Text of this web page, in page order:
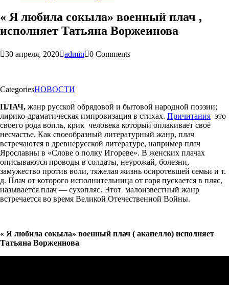
« Я любила сокыла» военный плач ,
исполняет Татьяна Воржеинова
30 апреля, 2020 admin 0 Comments
CategoriesНОВОСТИ
ПЛАЧ, жанр русской обрядовой и бытовой народной поэзии;
лирико-драматическая импровизация в стихах. Причитания это
своего рода вопль, крик человека который оплакивает своё
несчастье. Как своеобразный литературный жанр, плач
встречаются в древнерусской литературе, например плач
Ярославны в «Слове о полку Игореве». В женских плачах
описываются проводы в солдаты, неурожай, болезни,
замужество против воли, тяжелая жизнь осиротевшей семьи и т.
д. Плач от которого исполнительница от горя пускается в пляс,
называется плач — сухопляс. Этот малоизвестный жанр
встречается во время Великой Отечественной Войны.
« Я любила сокыла» военный плач ( акапелло) исполняет
Татьяна Воржеинова